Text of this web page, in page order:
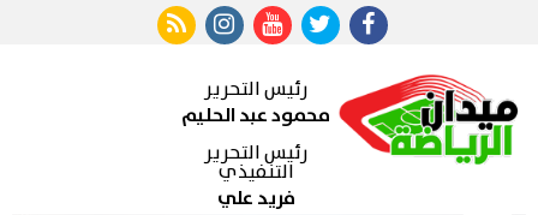
رئيس التحرير
محمود عبد الحليم
رئيس التحرير
التنفيذي
فريد علي